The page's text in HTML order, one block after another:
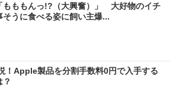
もももんっ!?（大興奮）」 大好物のイチ
そうに食べる姿に飼い主爆...
！Apple製品を分割手数料0円で入手する
？